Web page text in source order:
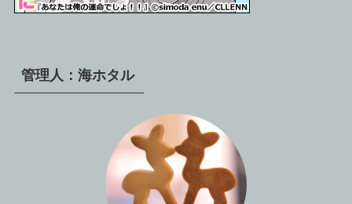
管理人：海ホタル